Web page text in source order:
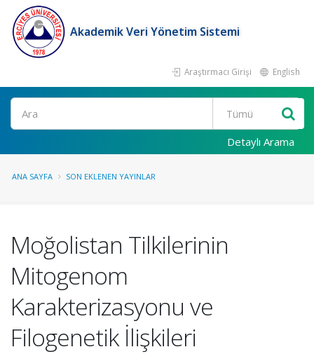
Akademik Veri Yönetim Sistemi
Araştırmacı Girişi English
Ara
Detaylı Arama
ANA SAYFA SON EKLENEN YAYINLAR
Moğolistan Tilkilerinin
Mitogenom
Karakterizasyonu ve
Filogenetik İlişkileri